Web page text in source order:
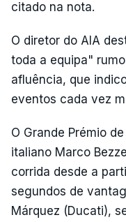
citado na nota.
O diretor do AIA
toda a equipa"
afluência, que
eventos cada vez
O Grande Prémio
italiano Marco
corrida desde a
segundos de
Márquez (Ducati),